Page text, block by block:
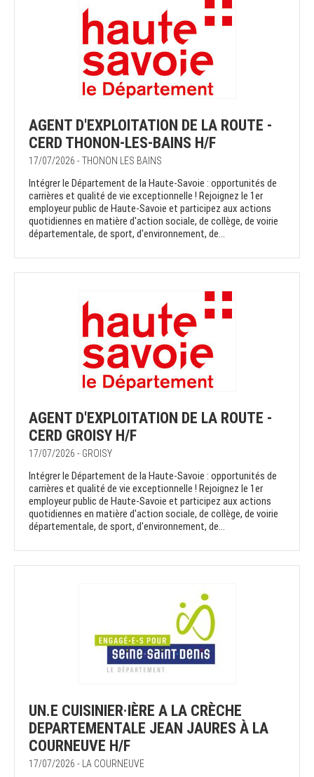
AGENT D'EXPLOITATION DE LA ROUTE -
CERD THONON-LES-BAINS H/F
17/07/2026 - THONON LES BAINS
Intégrer le Département de la Haute-Savoie : opportunités de
carrières et qualité de vie exceptionnelle ! Rejoignez le 1er
employeur public de Haute-Savoie et participez aux actions
quotidiennes en matière d'action sociale, de collège, de voirie
départementale, de sport, d'environnement, de...
AGENT D'EXPLOITATION DE LA ROUTE -
CERD GROISY H/F
17/07/2026 - GROISY
Intégrer le Département de la Haute-Savoie : opportunités de
carrières et qualité de vie exceptionnelle ! Rejoignez le 1er
employeur public de Haute-Savoie et participez aux actions
quotidiennes en matière d'action sociale, de collège, de voirie
départementale, de sport, d'environnement, de...
UN.E CUISINIER·IÈRE A LA CRÈCHE
DEPARTEMENTALE JEAN JAURES À LA
COURNEUVE H/F
17/07/2026 - LA COURNEUVE